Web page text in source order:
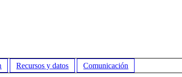
Recursos y datos Comunicación